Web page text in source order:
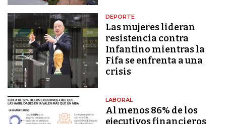
DEPORTE
Las mujeres lideran
resistencia contra
Infantino mientras la
Fifa se enfrenta a una
crisis
LABORAL
Al menos 86% de los
ejecutivos financieros